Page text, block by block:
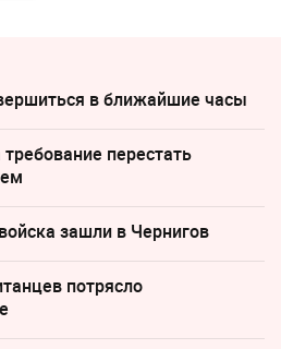
в ближайшие часы
перестать
зашли в Чернигов
потрясло